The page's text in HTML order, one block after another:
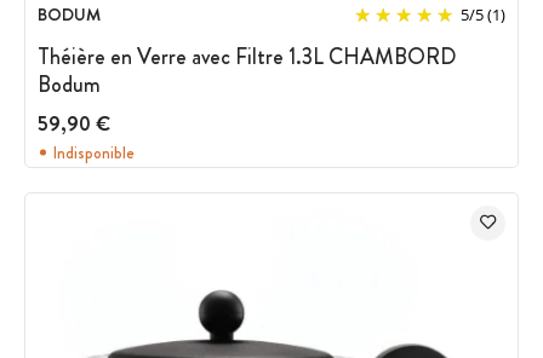
BODUM 5/5(1)
Théière en Verre avec Filtre 1.3L CHAMBORD
Bodum
59,90 €
Indisponible